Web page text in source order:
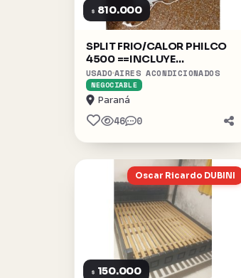
$ 810.000
SPLIT FRIO/CALOR PHILCO
4500 ==INCLUYE
INSTALACION==
USADO AIRES ACONDICIONADOS
NEGOCIABLE
Paraná
46 0
Oscar Ricardo DUBINI
$ 150.000